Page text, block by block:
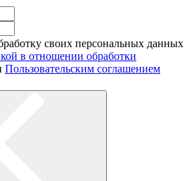
своих персональных данных
в отношении обработки
Пользовательским соглашением